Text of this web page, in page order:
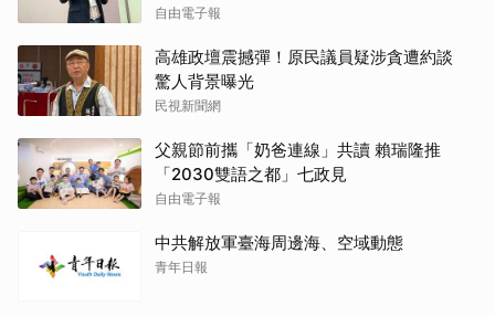
自由電子報
高雄政壇震撼彈！原民議員疑涉貪遭約談
驚人背景曝光
民視新聞網
父親節前攜「奶爸連線」共讀 賴瑞隆推
「2030雙語之都」七政見
自由電子報
中共解放軍臺海周邊海、空域動態
青年日報